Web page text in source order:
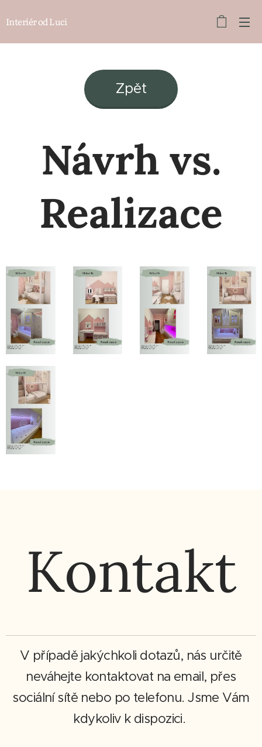
Interiér od Luci
Zpět
Návrh vs.
Realizace
Kontakt
V případě jakýchkoli dotazů, nás určitě
neváhejte kontaktovat na email, přes
sociální sítě nebo po telefonu. Jsme Vám
kdykoliv k dispozici.